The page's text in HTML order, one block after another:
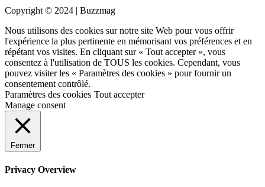
Copyright © 2024 | Buzzmag
Nous utilisons des cookies sur notre site Web pour vous offrir
l'expérience la plus pertinente en mémorisant vos préférences et en
répétant vos visites. En cliquant sur « Tout accepter », vous
consentez à l'utilisation de TOUS les cookies. Cependant, vous
pouvez visiter les « Paramètres des cookies » pour fournir un
consentement contrôlé.
Paramètres des cookies Tout accepter
Manage consent
Fermer
Privacy Overview